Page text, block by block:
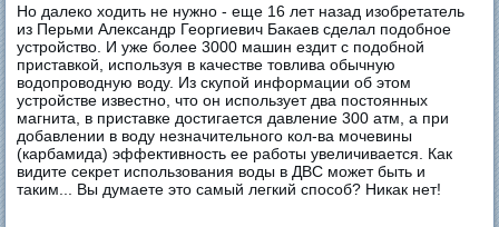
Но далеко ходить не нужно - еще 16 лет назад изобретатель
из Перьми Александр Георгиевич Бакаев сделал подобное
устройство. И уже более 3000 машин ездит с подобной
приставкой, используя в качестве товлива обычную
водопроводную воду. Из скупой информации об этом
устройстве известно, что он использует два постоянных
магнита, в приставке достигается давление 300 атм, а при
добавлении в воду незначительного кол-ва мочевины
(карбамида) эффективность ее работы увеличивается. Как
видите секрет использования воды в ДВС может быть и
таким... Вы думаете это самый легкий способ? Никак нет!